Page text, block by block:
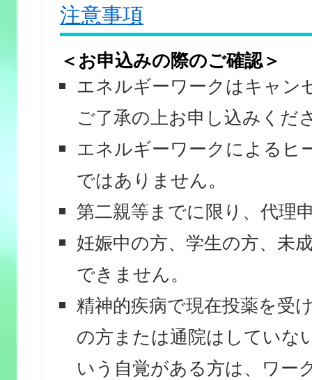
注意事項
＜お申込みの際のご確認＞
エネルギーワークはキャン
ご了承の上お申し込みくだ
エネルギーワークによるヒ
ではありません。
第二親等までに限り、代理
妊娠中の方、学生の方、未
できません。
精神的疾病で現在投薬を受
の方または通院はしていな
いう自覚がある方は、ワー